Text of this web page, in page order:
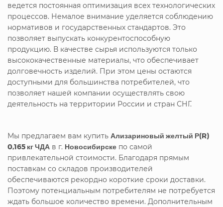
ведется постоянная оптимизация всех технологических
процессов. Немалое внимание уделяется соблюдению
нормативов и государственных стандартов. Это
позволяет выпускать конкурентоспособную
продукцию. В качестве сырья используются только
высококачественные материалы, что обеспечивает
долговечность изделий. При этом цены остаются
доступными для большинства потребителей, что
позволяет нашей компании осуществлять свою
деятельность на территории России и стран СНГ.
Мы предлагаем вам купить Ализариновый желтый Р(R)
0,165 кг ЧДА в г. Новосибирске по самой
привлекательной стоимости. Благодаря прямым
поставкам со складов производителей
обеспечиваются рекордно короткие сроки доставки.
Поэтому потенциальным потребителям не потребуется
ждать большое количество времени. Дополнительным